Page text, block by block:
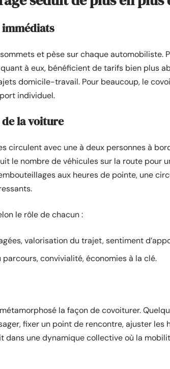
immédiats
et pèse sur chaque automobiliste.
à eux, bénéficient de tarifs bien plus
domicile-travail. Pour beaucoup, le
individuel.
la voiture
circulent avec une à deux personnes à
le nombre de véhicules sur la route pour
aux heures de pointe, une
le rôle de chacun :
valorisation du trajet, sentiment
convivialité, économies à la clé.
la façon de covoiturer.
fixer un point de rencontre, ajuster les
dans une dynamique collective où la